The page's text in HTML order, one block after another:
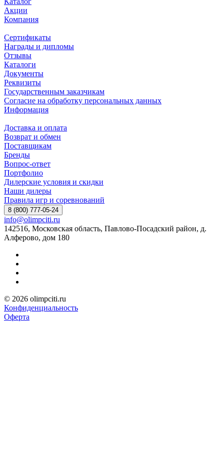
Акции
Компания
Сертификаты
Награды и дипломы
Отзывы
Каталоги
Документы
Реквизиты
Государственным заказчикам
Согласие на обработку персональных данных
Информация
Доставка и оплата
Возврат и обмен
Поставщикам
Бренды
Вопрос-ответ
Портфолио
Дилерские условия и скидки
Наши дилеры
Правила игр и соревнований
8 (800) 777-05-24
info@olimpciti.ru
142516, Московская область, Павлово-Посадский район, д.
Алферово, дом 180
© 2026 olimpciti.ru
Конфиденциальность
Оферта